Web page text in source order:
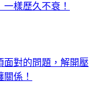
樣歷久不衰！
面對的問題，解開壓
係！